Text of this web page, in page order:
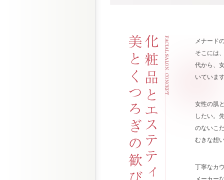
メナード
そこには
代から、
いていま
女性の肌
したい。
のないこ
むきな想
丁寧なカ